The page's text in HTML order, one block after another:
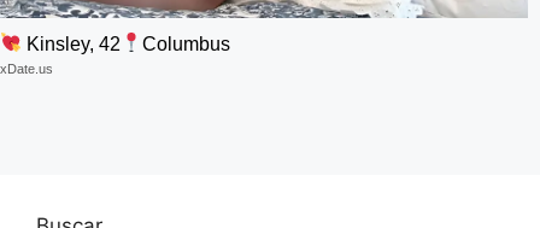
Kinsley, 42 Columbus
xDate.us